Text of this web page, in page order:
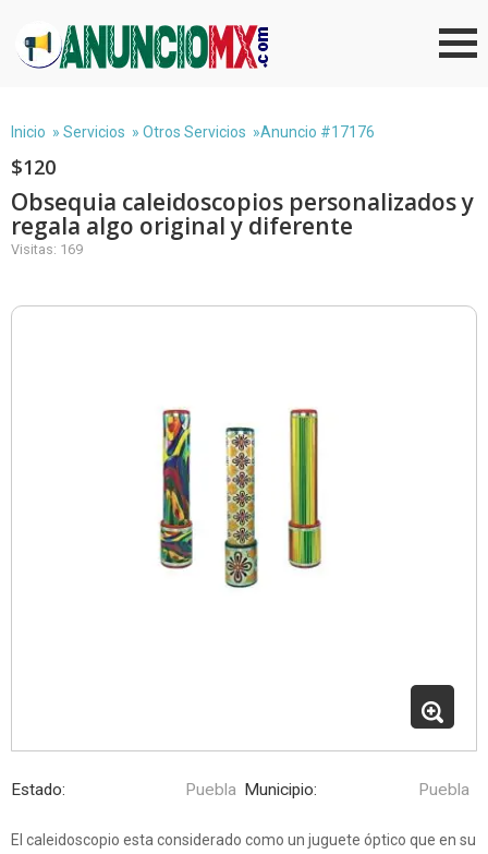
Inicio » Servicios » Otros Servicios »Anuncio #17176
$120
Obsequia caleidoscopios personalizados y
regala algo original y diferente
Visitas: 169
Estado: Puebla Municipio: Puebla
El caleidoscopio esta considerado como un juguete óptico que en su